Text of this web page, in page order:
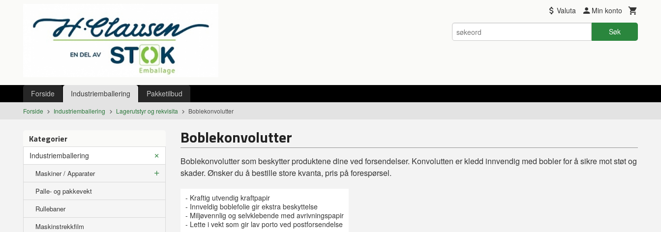
Valuta Min konto
Søk
Produkter
Forside Industriemballering Pakketilbud
Forside Industriemballering Lagerutstyr og rekvisita Boblekonvolutter
Kategorier
Industriemballering
Maskiner / Apparater
Palle- og pakkevekt
Rullebaner
Maskinstrekkfilm
Boblekonvolutter
Boblekonvolutter som beskytter produktene dine ved forsendelser. Konvolutten er kledd innvendig med bobler for å sikre mot støt og
skader. Ønsker du å bestille store kvanta, pris på forespørsel.
- Kraftig utvendig kraftpapir
- Innveldig boblefolie gir ekstra beskyttelse
- Miljøvennlig og selvklebende med avrivningspapir
- Lette i vekt som gir lav porto ved postforsendelse